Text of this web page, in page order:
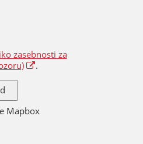
zasebnosti za
.
Mapbox